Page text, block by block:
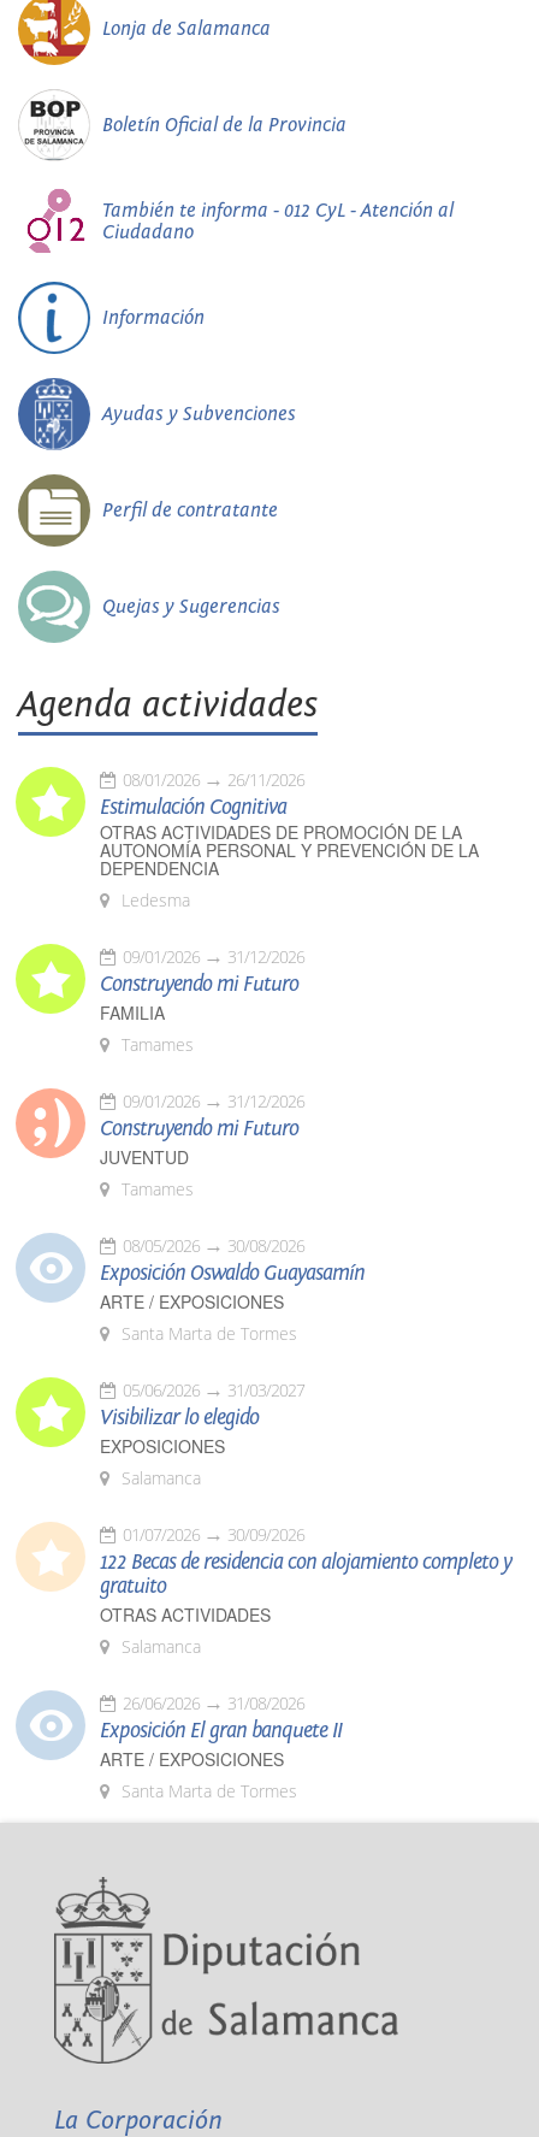
Lonja de Salamanca
Boletín Oficial de la Provincia
También te informa - 012 CyL - Atención al
Ciudadano
Información
Ayudas y Subvenciones
Perfil de contratante
Quejas y Sugerencias
Agenda actividades
08/01/2026 26/11/2026
Estimulación Cognitiva
OTRAS ACTIVIDADES DE PROMOCIÓN DE LA
AUTONOMÍA PERSONAL Y PREVENCIÓN DE LA
DEPENDENCIA
Ledesma
09/01/2026 31/12/2026
Construyendo mi Futuro
FAMILIA
Tamames
09/01/2026 31/12/2026
Construyendo mi Futuro
JUVENTUD
Tamames
08/05/2026 30/08/2026
Exposición Oswaldo Guayasamín
ARTE / EXPOSICIONES
Santa Marta de Tormes
05/06/2026 31/03/2027
Visibilizar lo elegido
EXPOSICIONES
Salamanca
01/07/2026 30/09/2026
122 Becas de residencia con alojamiento completo y
gratuito
OTRAS ACTIVIDADES
Salamanca
26/06/2026 31/08/2026
Exposición El gran banquete II
ARTE / EXPOSICIONES
Santa Marta de Tormes
La Corporación